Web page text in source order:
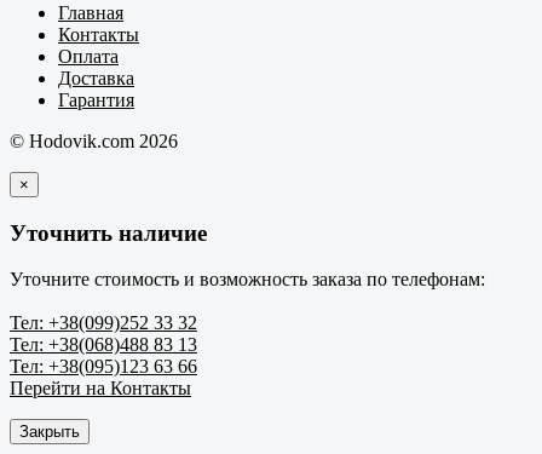
Главная
Контакты
Оплата
Доставка
Гарантия
© Hodovik.com 2026
×
Уточнить наличие
Уточните стоимость и возможность заказа по телефонам:
Тел: +38(099)252 33 32
Тел: +38(068)488 83 13
Тел: +38(095)123 63 66
Перейти на Контакты
Закрыть